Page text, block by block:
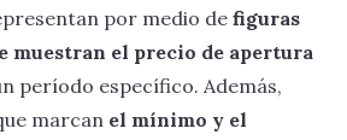
por medio de figuras
muestran el precio de apertura
período específico. Además,
marcan el mínimo y el